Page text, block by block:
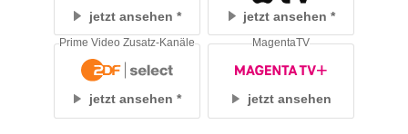
jetzt ansehen jetzt ansehen
jetzt ansehen
Prime Video Zusatz-Kanäle
jetzt ansehen
MagentaTV